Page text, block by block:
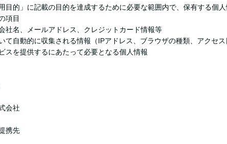
目的」に記載の目的を達成するために必要な範囲内で、保有する個
項目
社名、メールアドレス、クレジットカード情報等
自動的に収集される情報（IPアドレス、ブラウザの種類、アクセス
スを提供するにあたって必要となる個人情報
会社
携先